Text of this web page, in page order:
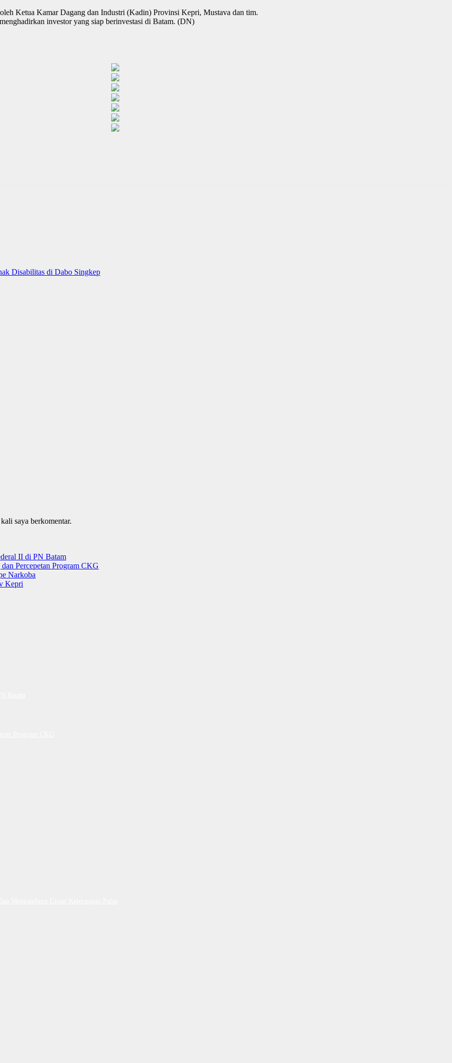
Ketua Kamar Dagang dan Industri (Kadin) Provinsi Kepri, Mustava dan tim.
investor yang siap berinvestasi di Batam. (DN)
Disabilitas di Dabo Singkep
saya berkomentar.
II di PN Batam
Percepetan Program CKG
Narkoba
Kepri